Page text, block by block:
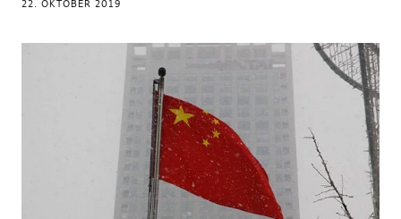
22. OKTOBER 2019